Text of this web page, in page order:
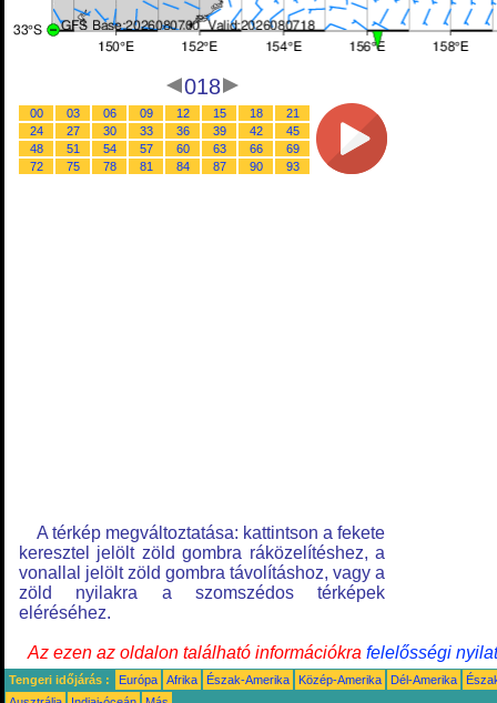
018
00 03 06 09 12 15 18
21
24
27 30 33 36 39 42
45
48
51 54 57 60 63 66
69
72
75 78 81 84 87 90 93
A térkép megváltoztatása: kattintson a fekete
keresztel jelölt zöld gombra ráközelítéshez, a
vonallal jelölt zöld gombra távolításhoz, vagy a
zöld nyilakra a szomszédos térképek
eléréséhez.
Az ezen az oldalon található információkra felelősségi
Tengeri időjárás : Európa Afrika Észak-Amerika Közép-Amerika Dél-Amerika